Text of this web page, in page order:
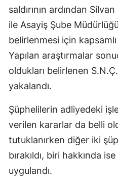
saldırının ardından
ile Asayiş Şube
belirlenmesi için kapsamlı
Yapılan araştırmalar
oldukları belirlenen
yakalandı.
Şüphelilerin adliyedeki
verilen kararlar da belli
tutuklanırken diğer iki
bırakıldı, biri hakkında
uygulandı.